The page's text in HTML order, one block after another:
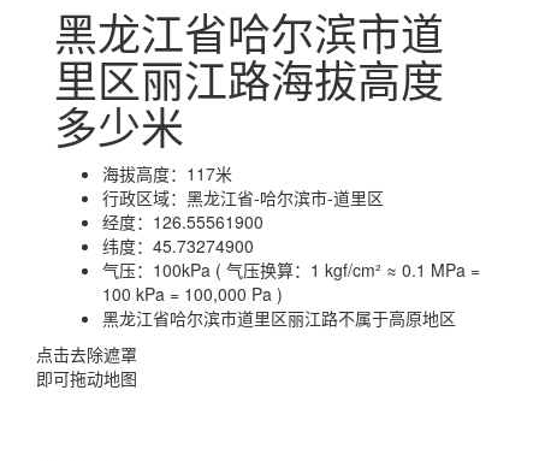
黑龙江省哈尔滨市道
里区丽江路海拔高度
多少米
海拔高度： 117米
行政区域： 黑龙江省-哈尔滨市-道里区
经度： 126.55561900
纬度： 45.73274900
气压： 100kPa ( 气压换算：1 kgf/cm² ≈ 0.1 MPa =
100 kPa = 100,000 Pa )
黑龙江省哈尔滨市道里区丽江路不属于高原地区
点击去除遮罩
即可拖动地图